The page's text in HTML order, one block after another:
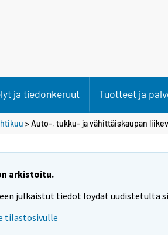
ja tiedonkeruut Tuotteet ja
> Auto-, tukku- ja vähittäiskaupan
arkistoitu.
julkaistut tiedot löydät uudistetulta
tilastosivulle